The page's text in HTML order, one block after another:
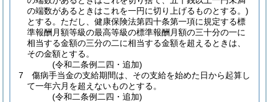
の端数があるときはこれを一円に切り上げるものとする。)
とする。 ただし、健康保険法第四十条第一項に規定する標
準報酬月額等級の最高等級の標準報酬月額の三十分の一に
相当する金額の三分の二に相当する金額を超えるときは、
その金額とする。
(令和二条例二四・追加)
7
傷病手当金の支給期間は、その支給を始めた日から起算し
て一年六月を超えないものとする。
(令和二条例二四・追加)